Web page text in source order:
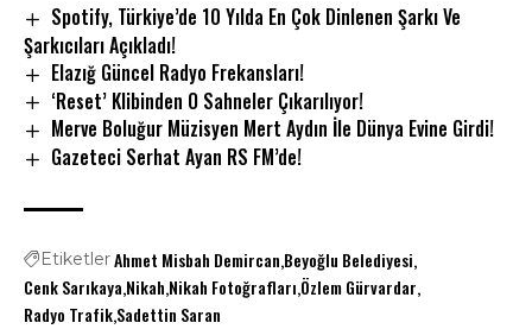
Spotify, Türkiye’de 10 Yılda En Çok Dinlenen Şarkı Ve
Şarkıcıları Açıkladı!
Elazığ Güncel Radyo Frekansları!
‘Reset’ Klibinden O Sahneler Çıkarılıyor!
Merve Boluğur Müzisyen Mert Aydın İle Dünya Evine Girdi!
Gazeteci Serhat Ayan RS FM’de!
EtiketlerAhmet Misbah Demircan Beyoğlu Belediyesi
Cenk Sarıkaya Nikah Nikah Fotoğrafları Özlem Gürvardar
Radyo TrafikSadettin Saran